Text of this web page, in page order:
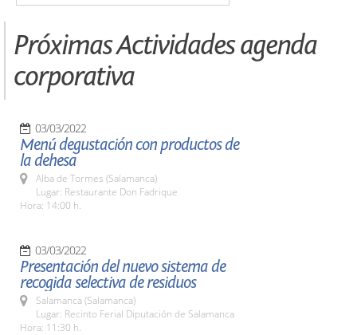
Próximas Actividades agenda
corporativa
03/03/2022
Menú degustación con productos de
la dehesa
Alba de Tormes (Salamanca)
Lugar: Restaurante Don Fadrique
Hora: 14:00 h.
03/03/2022
Presentación del nuevo sistema de
recogida selectiva de residuos
Salamanca (Salamanca)
Lugar: Recinto Ferial Diputación de Salamanca
Hora: 11:30 h.